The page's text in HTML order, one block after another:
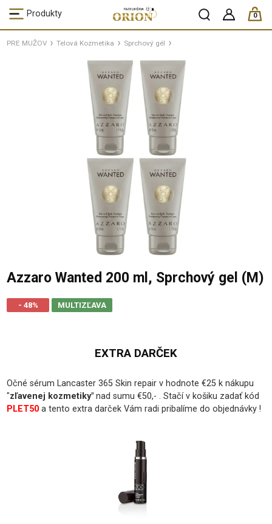
Produkty 0
ks /
PRE MUŽOV Telová Kozmetika Sprchový gél
Azzaro Wanted 200 ml, Sprchový gel (M)
- 48% MULTIZĽAVA
EXTRA DARČEK
Očné sérum Lancaster 365 Skin repair v hodnote €25 k nákupu
"zľavenej kozmetiky" nad sumu €50,- . Stačí v košiku zadať kód
PLET50a tento extra darček Vám radi pribalíme do objednávky !